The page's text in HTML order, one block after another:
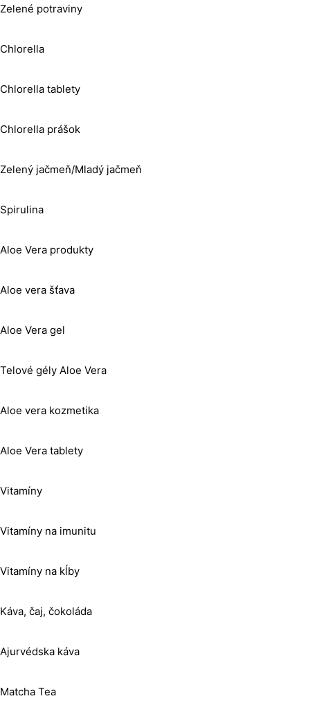
Zelené potraviny
Chlorella
Chlorella tablety
Chlorella prášok
Zelený jačmeň/Mladý jačmeň
Spirulina
Aloe Vera produkty
Aloe vera šťava
Aloe Vera gel
Telové gély Aloe Vera
Aloe vera kozmetika
Aloe Vera tablety
Vitamíny
Vitamíny na imunitu
Vitamíny na kĺby
Káva, čaj, čokoláda
Ajurvédska káva
Matcha Tea